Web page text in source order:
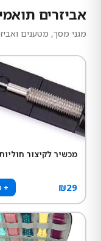
אביזרים
מגני מסך, מטענים
מכשיר לקיצור חוליות
₪29
+